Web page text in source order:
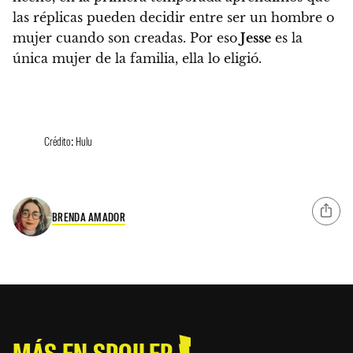
las réplicas pueden decidir entre ser un hombre o
mujer cuando son creadas. Por eso Jesse es la
única mujer de la familia, ella lo eligió.
Crédito: Hulu
BRENDA AMADOR